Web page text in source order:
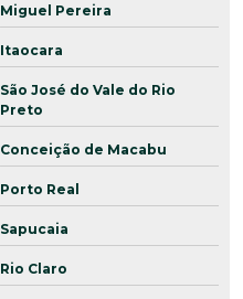
Miguel Pereira
Itaocara
São José do Vale do Rio
Preto
Conceição de Macabu
Porto Real
Sapucaia
Rio Claro